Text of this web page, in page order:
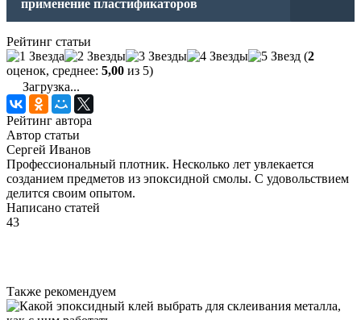
применение пластификаторов
Рейтинг статьи
(2
оценок, среднее: 5,00 из 5)
Загрузка...
Рейтинг автора
Автор статьи
Сергей Иванов
Профессиональный плотник. Несколько лет увлекается
созданием предметов из эпоксидной смолы. С удовольствием
делится своим опытом.
Написано статей
43
Также рекомендуем